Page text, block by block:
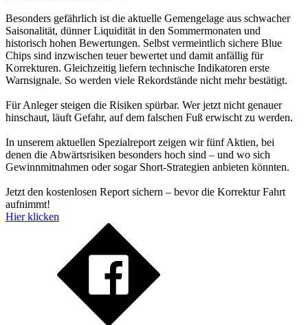
Besonders gefährlich ist die aktuelle Gemengelage aus schwacher
Saisonalität, dünner Liquidität in den Sommermonaten und
historisch hohen Bewertungen. Selbst vermeintlich sichere Blue
Chips sind inzwischen teuer bewertet und damit anfällig für
Korrekturen. Gleichzeitig liefern technische Indikatoren erste
Warnsignale. So werden viele Rekordstände nicht mehr bestätigt.
Für Anleger steigen die Risiken spürbar. Wer jetzt nicht genauer
hinschaut, läuft Gefahr, auf dem falschen Fuß erwischt zu werden.
In unserem aktuellen Spezialreport zeigen wir fünf Aktien, bei
denen die Abwärtsrisiken besonders hoch sind – und wo sich
Gewinnmitnahmen oder sogar Short-Strategien anbieten könnten.
Jetzt den kostenlosen Report sichern – bevor die Korrektur Fahrt
aufnimmt!
Hier klicken